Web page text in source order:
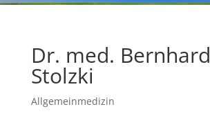
Dr. med. Bernhard
Stolzki
Allgemeinmedizin